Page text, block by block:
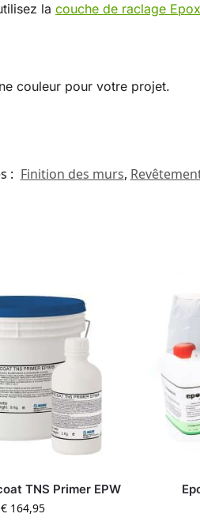
la couche de raclage
couleur pour votre projet.
: Finition des murs,
TNS Primer EPW
€164,95